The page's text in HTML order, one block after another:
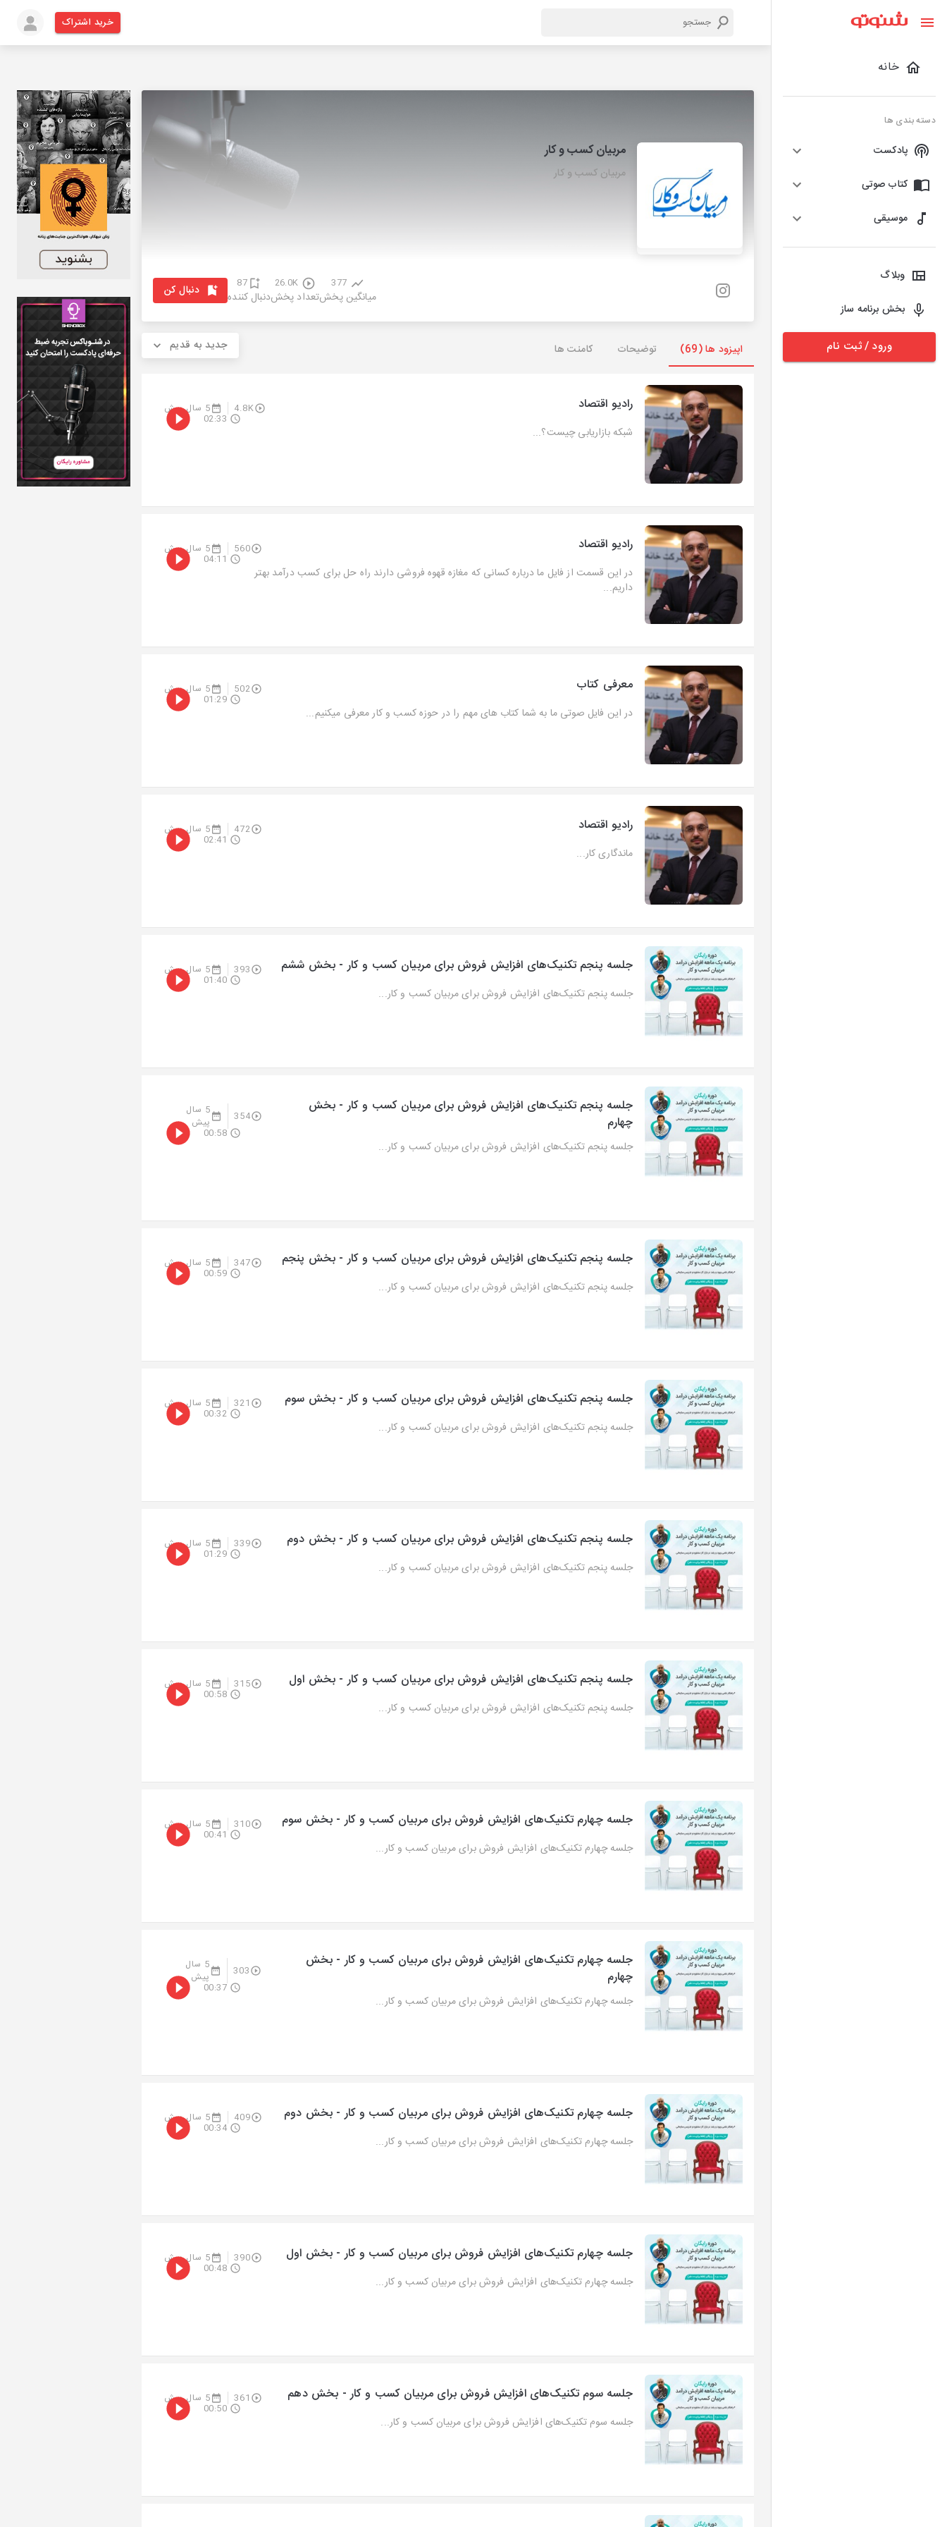
خانه
دسته بندی ها
پادکست
کتاب صوتی
موسیقی
وبلاگ
بخش برنامه ساز
ورود / ثبت نام
خرید اشتراک
مربیان کسب و کار
مربیان کسب و کار
377
میانگین پخش
26.0K
تعداد پخش
87
دنبال کننده دنبال کن
اپیزود ها (69) توضیحات کامنت ها جدید به قدیم
رادیو اقتصاد 4.8K 5 سال پیش
شبکه بازاریابی چیست؟...
02:33
رادیو اقتصاد 560 5 سال پیش
در این قسمت از فایل ما درباره کسانی که مغازه قهوه فروشی دارند راه حل برای کسب درآمد بهتر
داریم...
04:11
معرفی کتاب 502 5 سال پیش
در این فایل صوتی ما به شما کتاب های مهم را در حوزه کسب و کار معرفی میکنیم...
01:29
رادیو اقتصاد 472 5 سال پیش
ماندگاری کار...
02:41
جلسه پنجم تکنیک‌های افزایش فروش برای مربیان کسب و کار - بخش ششم 393 5 سال پیش
جلسه پنجم تکنیک‌های افزایش فروش برای مربیان کسب و کار...
01:40
جلسه پنجم تکنیک‌های افزایش فروش برای مربیان کسب و کار - بخش
چهارم
354
5 سال
پیش
جلسه پنجم تکنیک‌های افزایش فروش برای مربیان کسب و کار...
00:58
جلسه پنجم تکنیک‌های افزایش فروش برای مربیان کسب و کار - بخش پنجم 347 5 سال پیش
جلسه پنجم تکنیک‌های افزایش فروش برای مربیان کسب و کار...
00:59
جلسه پنجم تکنیک‌های افزایش فروش برای مربیان کسب و کار - بخش سوم 321 5 سال پیش
جلسه پنجم تکنیک‌های افزایش فروش برای مربیان کسب و کار...
00:32
جلسه پنجم تکنیک‌های افزایش فروش برای مربیان کسب و کار - بخش دوم 339 5 سال پیش
جلسه پنجم تکنیک‌های افزایش فروش برای مربیان کسب و کار...
01:29
جلسه پنجم تکنیک‌های افزایش فروش برای مربیان کسب و کار - بخش اول 315 5 سال پیش
جلسه پنجم تکنیک‌های افزایش فروش برای مربیان کسب و کار...
00:58
جلسه چهارم تکنیک‌های افزایش فروش برای مربیان کسب و کار - بخش سوم 310 5 سال پیش
جلسه چهارم تکنیک‌های افزایش فروش برای مربیان کسب و کار...
00:41
جلسه چهارم تکنیک‌های افزایش فروش برای مربیان کسب و کار - بخش
چهارم
303
5 سال
پیش
جلسه چهارم تکنیک‌های افزایش فروش برای مربیان کسب و کار...
00:37
جلسه چهارم تکنیک‌های افزایش فروش برای مربیان کسب و کار - بخش دوم 409 5 سال پیش
جلسه چهارم تکنیک‌های افزایش فروش برای مربیان کسب و کار...
00:34
جلسه چهارم تکنیک‌های افزایش فروش برای مربیان کسب و کار - بخش اول 390 5 سال پیش
جلسه چهارم تکنیک‌های افزایش فروش برای مربیان کسب و کار...
00:48
جلسه سوم تکنیک‌های افزایش فروش برای مربیان کسب و کار - بخش دهم 361 5 سال پیش
جلسه سوم تکنیک‌های افزایش فروش برای مربیان کسب و کار...
00:50